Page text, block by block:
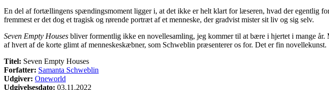
En del af fortællingens spændingsmoment ligger i, at det ikke er helt klart for læseren, hvad der egentlig
fremmest er det dog et tragisk og rørende portræt af et menneske, der gradvist mister sit liv og sig selv.
Seven Empty Houses bliver formentlig ikke en novellesamling, jeg kommer til at bære i hjertet i mange
af hvert af de korte glimt af menneskeskæbner, som Schweblin præsenterer os for. Det er fin novellekunst.
Titel: Seven Empty Houses
Forfatter: Samanta Schweblin
Udgiver: Oneworld
Udgivelsesdato: 03.11.2022